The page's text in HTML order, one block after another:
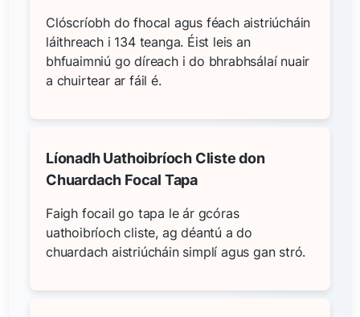
Clóscríobh do fhocal agus féach aistriúcháin
láithreach i 134 teanga. Éist leis an
bhfuaimniú go díreach i do bhrabhsálaí nuair
a chuirtear ar fáil é.
Líonadh Uathoibríoch Cliste don
Chuardach Focal Tapa
Faigh focail go tapa le ár gcóras
uathoibríoch cliste, ag déantú a do
chuardach aistriúcháin simplí agus gan stró.